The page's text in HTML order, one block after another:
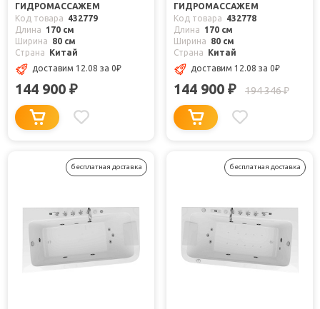
ГИДРОМАССАЖЕМ
Код товара
432779
Длина
170 см
Ширина
80 см
Страна
Китай
доставим 12.08 за 0₽
144 900 ₽
ГИДРОМАССАЖЕМ
Код товара
432778
Длина
170 см
Ширина
80 см
Страна
Китай
доставим 12.08 за 0₽
144 900 ₽ 194 346₽
бесплатная доставка бесплатная доставка